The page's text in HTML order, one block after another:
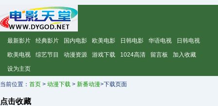
最新影片 经典影片 国内电影 欧美电影 日韩电影 华语电视 日韩电视
欧美电视 综艺节目 动漫资源 游戏下载 1024高清 留言板 加入收藏
设为主页
当前位置： 首页 > 动漫下载 > 新番动漫>下载页面
点击收藏